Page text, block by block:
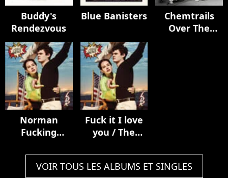
Buddy's
Rendezvous
Blue Banisters
Chemtrails
Over The
Norman
Fucking
Fuck it I love
you / The
VOIR TOUS LES ALBUMS ET SINGLES